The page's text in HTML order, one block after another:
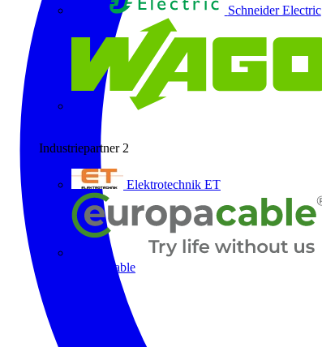
Schneider Electric
Industriepartner 2
Elektrotechnik ET
Europacable